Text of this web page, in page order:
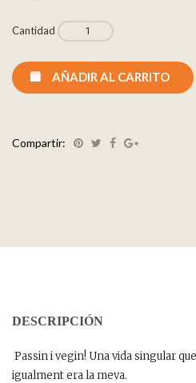
Cantidad
AÑADIR AL CARRITO
Compartir:
DESCRIPCIÓN
Passin i vegin! Una vida singular
igualment era la meva.